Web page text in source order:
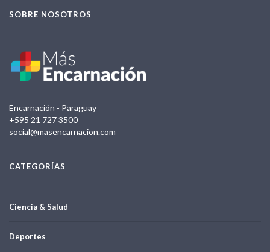
SOBRE NOSOTROS
Encarnación - Paraguay
+595 21 727 3500
social@masencarnacion.com
CATEGORÍAS
Ciencia & Salud
Deportes